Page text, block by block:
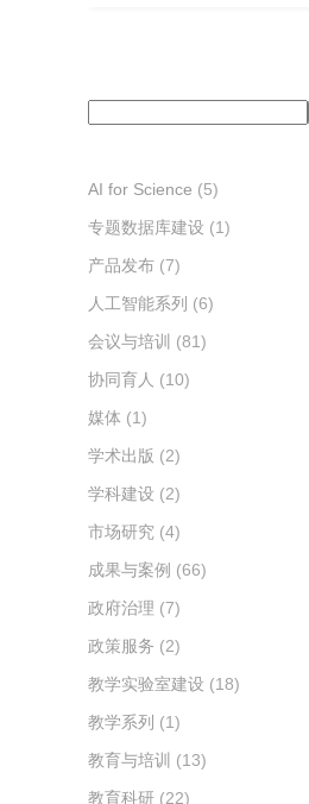
AI for Science (5)
专题数据库建设 (1)
产品发布 (7)
人工智能系列 (6)
会议与培训 (81)
协同育人 (10)
媒体 (1)
学术出版 (2)
学科建设 (2)
市场研究 (4)
成果与案例 (66)
政府治理 (7)
政策服务 (2)
教学实验室建设 (18)
教学系列 (1)
教育与培训 (13)
教育科研 (22)